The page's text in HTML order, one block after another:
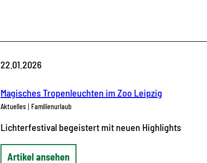
22.01.2026
Magisches Tropenleuchten im Zoo Leipzig
Aktuelles Familienurlaub
Lichterfestival begeistert mit neuen Highlights
Artikel ansehen